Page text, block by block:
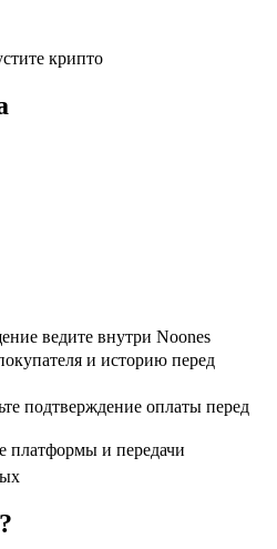
крипто
ведите внутри Noones
и историю перед
подтверждение оплаты перед
платформы и передачи